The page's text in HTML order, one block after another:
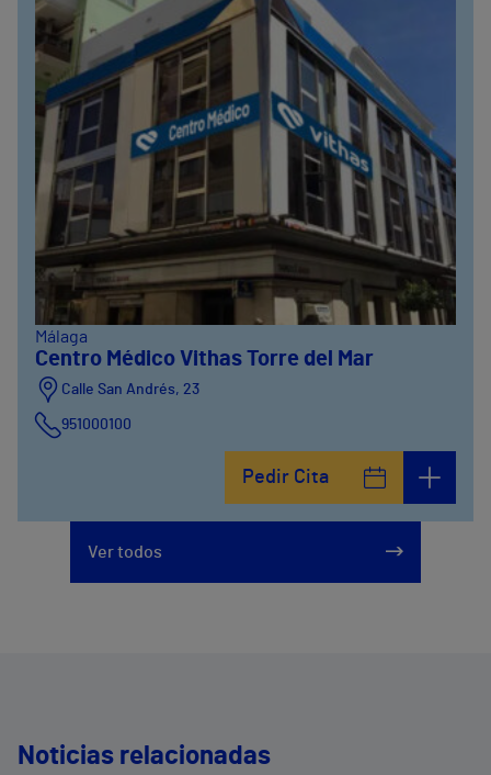
Málaga
Centro Médico Vithas Torre del Mar
Calle San Andrés, 23
951000100
Pedir Cita
Ver todos
Noticias relacionadas